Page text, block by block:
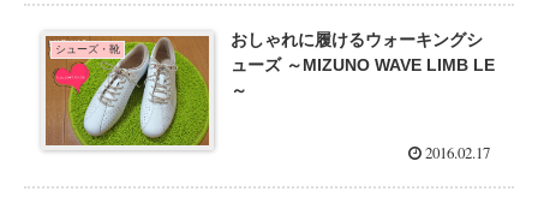
シューズ・靴
おしゃれに履けるウォーキングシ
ューズ ～MIZUNO WAVE LIMB LE
～
2016.02.17